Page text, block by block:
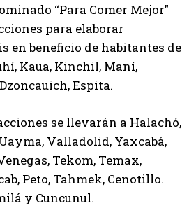
“Para Comer Mejor”
para elaborar
en beneficio de habitantes de
Kaua, Kinchil, Maní,
Espita.
se llevarán a Halachó,
Valladolid, Yaxcabá,
Tekom, Temax,
Peto, Tahmek, Cenotillo.
y Cuncunul.